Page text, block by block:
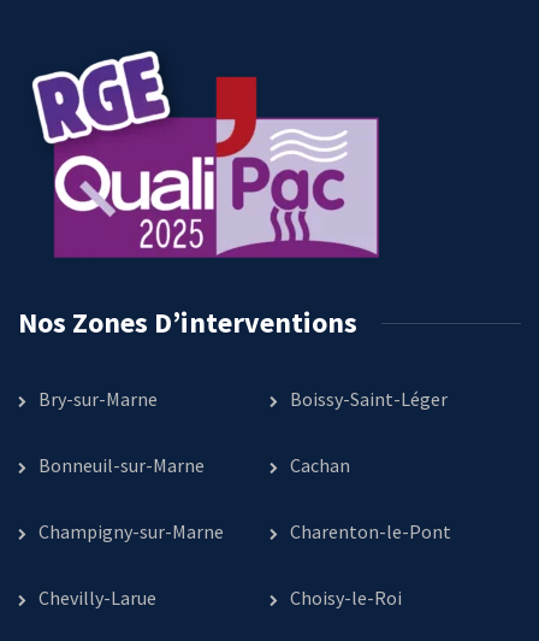
Nos Zones D’interventions
Bry-sur-Marne Boissy-Saint-Léger
Bonneuil-sur-Marne Cachan
Champigny-sur-Marne Charenton-le-Pont
Chevilly-Larue Choisy-le-Roi